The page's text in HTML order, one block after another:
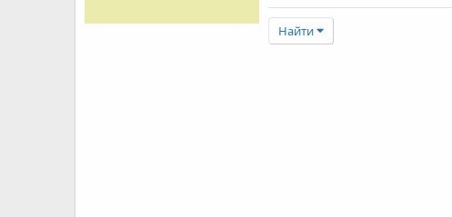
Найти